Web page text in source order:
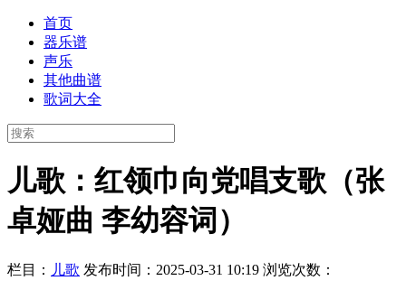
首页
器乐谱
声乐
其他曲谱
歌词大全
儿歌：红领巾向党唱支歌（张
卓娅曲 李幼容词）
栏目： 儿歌 发布时间：2025-03-31 10:19 浏览次数：